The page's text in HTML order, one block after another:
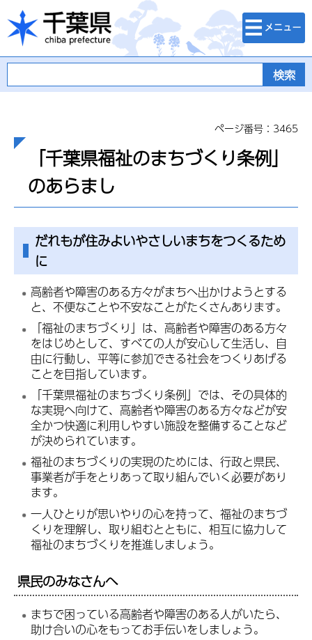
千葉県
検索・メニュ
ー
ページ番号：3465
「千葉県福祉のまちづくり条例」
のあらまし
だれもが住みよいやさしいまちをつくるため
に
高齢者や障害のある方々がまちへ出かけようとする
と、不便なことや不安なことがたくさんあります。
「福祉のまちづくり」は、高齢者や障害のある方々
をはじめとして、すべての人が安心して生活し、自
由に行動し、平等に参加できる社会をつくりあげる
ことを目指しています。
「千葉県福祉のまちづくり条例」では、その具体的
な実現へ向けて、高齢者や障害のある方々などが安
全かつ快適に利用しやすい施設を整備することなど
が決められています。
福祉のまちづくりの実現のためには、行政と県民、
事業者が手をとりあって取り組んでいく必要があり
ます。
一人ひとりが思いやりの心を持って、福祉のまちづ
くりを理解し、取り組むとともに、相互に協力して
福祉のまちづくりを推進しましょう。
県民のみなさんへ
まちで困っている高齢者や障害のある人がいたら、
助け合いの心をもってお手伝いをしましょう。